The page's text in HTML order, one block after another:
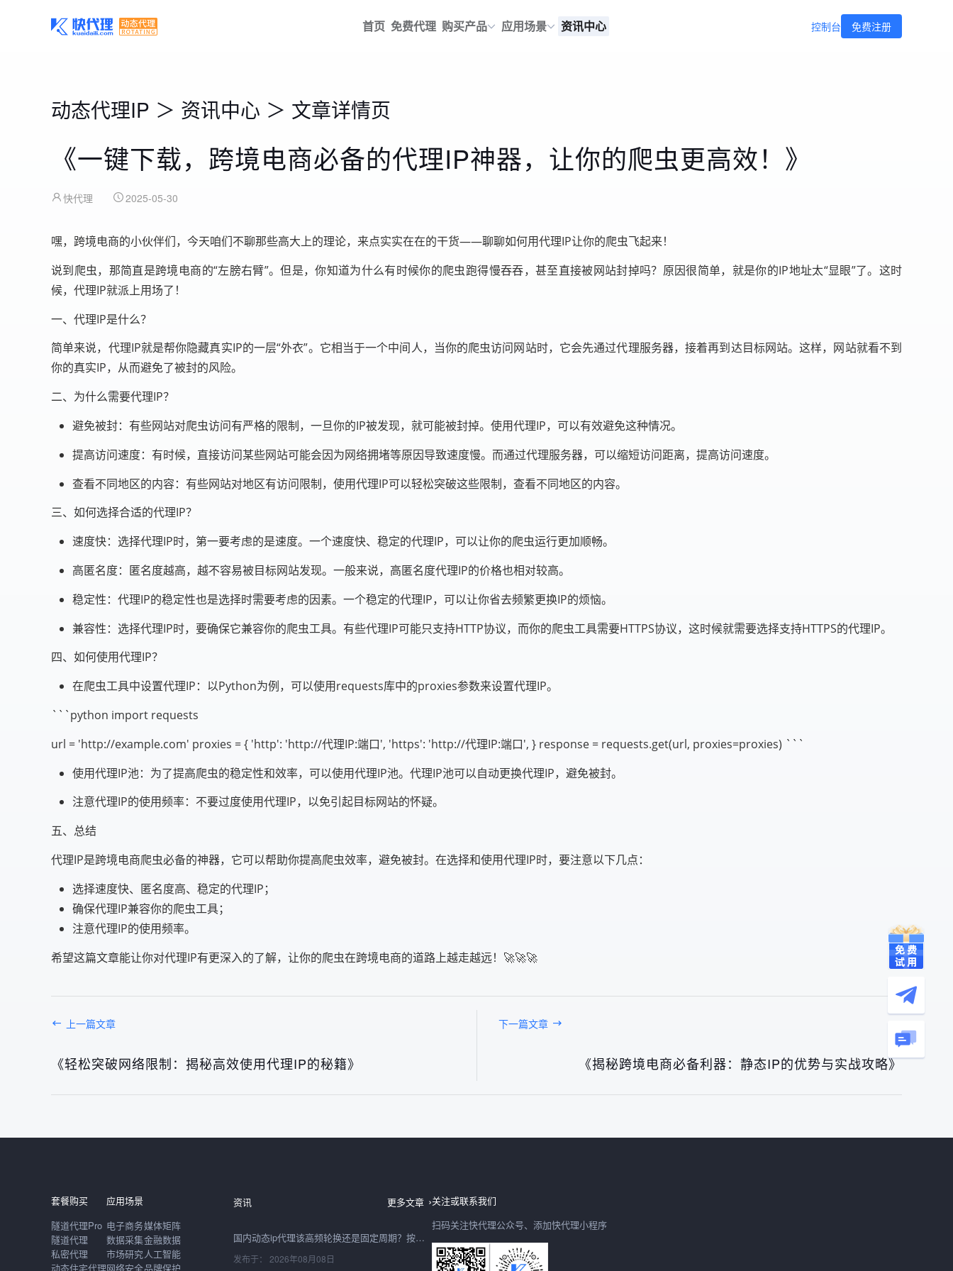
首页 免费代理 购买产品 应用场景 资讯中心 控制台 免费注册
动态代理IP ＞ 资讯中心 ＞ 文章详情页
《一键下载，跨境电商必备的代理IP神器，让你的爬虫更高效！》
快代理 2025-05-30
嘿，跨境电商的小伙伴们，今天咱们不聊那些高大上的理论，来点实实在在的干货——聊聊如何用代理IP让你的爬虫飞起来！
说到爬虫，那简直是跨境电商的“左膀右臂”。但是，你知道为什么有时候你的爬虫跑得慢吞吞，甚至直接被网站封掉吗？原因很简单，就是你的IP地址太“显眼”了。这时
候，代理IP就派上用场了！
一、代理IP是什么？
简单来说，代理IP就是帮你隐藏真实IP的一层“外衣”。它相当于一个中间人，当你的爬虫访问网站时，它会先通过代理服务器，接着再到达目标网站。这样，网站就看不到
你的真实IP，从而避免了被封的风险。
二、为什么需要代理IP？
避免被封：有些网站对爬虫访问有严格的限制，一旦你的IP被发现，就可能被封掉。使用代理IP，可以有效避免这种情况。
提高访问速度：有时候，直接访问某些网站可能会因为网络拥堵等原因导致速度慢。而通过代理服务器，可以缩短访问距离，提高访问速度。
查看不同地区的内容：有些网站对地区有访问限制，使用代理IP可以轻松突破这些限制，查看不同地区的内容。
三、如何选择合适的代理IP？
速度快：选择代理IP时，第一要考虑的是速度。一个速度快、稳定的代理IP，可以让你的爬虫运行更加顺畅。
高匿名度：匿名度越高，越不容易被目标网站发现。一般来说，高匿名度代理IP的价格也相对较高。
稳定性：代理IP的稳定性也是选择时需要考虑的因素。一个稳定的代理IP，可以让你省去频繁更换IP的烦恼。
兼容性：选择代理IP时，要确保它兼容你的爬虫工具。有些代理IP可能只支持HTTP协议，而你的爬虫工具需要HTTPS协议，这时候就需要选择支持HTTPS的代理IP。
四、如何使用代理IP？
在爬虫工具中设置代理IP：以Python为例，可以使用requests库中的proxies参数来设置代理IP。
```python import requests
url = 'http://example.com' proxies = { 'http': 'http://代理IP:端口', 'https': 'http://代理IP:端口', } response = requests.get(url, proxies=proxies) ```
使用代理IP池：为了提高爬虫的稳定性和效率，可以使用代理IP池。代理IP池可以自动更换代理IP，避免被封。
注意代理IP的使用频率：不要过度使用代理IP，以免引起目标网站的怀疑。
五、总结
代理IP是跨境电商爬虫必备的神器，它可以帮助你提高爬虫效率，避免被封。在选择和使用代理IP时，要注意以下几点：
选择速度快、匿名度高、稳定的代理IP；
确保代理IP兼容你的爬虫工具；
注意代理IP的使用频率。
希望这篇文章能让你对代理IP有更深入的了解，让你的爬虫在跨境电商的道路上越走越远！🚀🚀🚀
上一篇文章
《轻松突破网络限制：揭秘高效使用代理IP的秘籍》
下一篇文章
《揭秘跨境电商必备利器：静态IP的优势与实战攻略》
套餐购买
隧道代理Pro
隧道代理
私密代理
动态住宅代理
应用场景
电子商务
数据采集
市场研究
网络安全
媒体矩阵
金融数据
人工智能
品牌保护
资讯 更多文章
发布于： 2026年08月08日
国内动态ip代理该高频轮换还是固定周期？按请求链路选择
发布于： 2026年08月08日
关注或联系我们
扫码关注快代理公众号、添加快代理小程序